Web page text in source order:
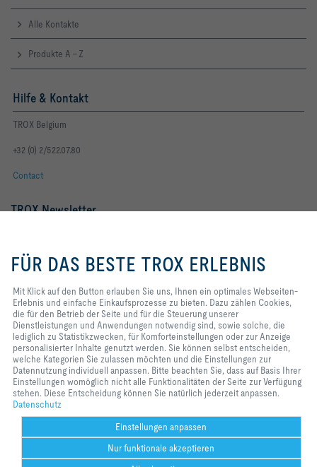
Alle Kontakte
Produkte A - Z
Hilfe & Kontakt
TROX Belgium
+32 (0) 2/522.07.80
Contact
TROX Newsletter
Newsletter footer form legal terms Jetzt abonnieren
Home Kontakt
Sie uns, Ihnen ein optimales
Webseiten-Erlebnis und einfache
zählen Cookies, die für den
Betrieb der Seite und für die
Steuerung unserer
Dienstleistungen und
Anwendungen notwendig sind,
sowie solche, die lediglich zu
Statistikzwecken, für
Komforteinstellungen oder zur
Anzeige personalisierter Inhalte
genutzt werden. Sie können selbst
Sie zulassen möchten und die
Einstellungen zur Datennutzung
individuell anpassen. Bitte
beachten Sie, dass auf Basis Ihrer
Einstellungen womöglich nicht alle
FÜR DAS BESTE TROX ERLEBNIS
Mit Klick auf den Button erlauben Sie uns, Ihnen ein optimales Webseiten-
Erlebnis und einfache Einkaufsprozesse zu bieten. Dazu zählen Cookies,
die für den Betrieb der Seite und für die Steuerung unserer
Dienstleistungen und Anwendungen notwendig sind, sowie solche, die
lediglich zu Statistikzwecken, für Komforteinstellungen oder zur Anzeige
personalisierter Inhalte genutzt werden. Sie können selbst entscheiden,
welche Kategorien Sie zulassen möchten und die Einstellungen zur
Datennutzung individuell anpassen. Bitte beachten Sie, dass auf Basis Ihrer
Einstellungen womöglich nicht alle Funktionalitäten der Seite zur Verfügung
stehen. Diese Entscheidung können Sie natürlich jederzeit anpassen.
Datenschutz
Einstellungen anpassen
Nur funktionale akzeptieren